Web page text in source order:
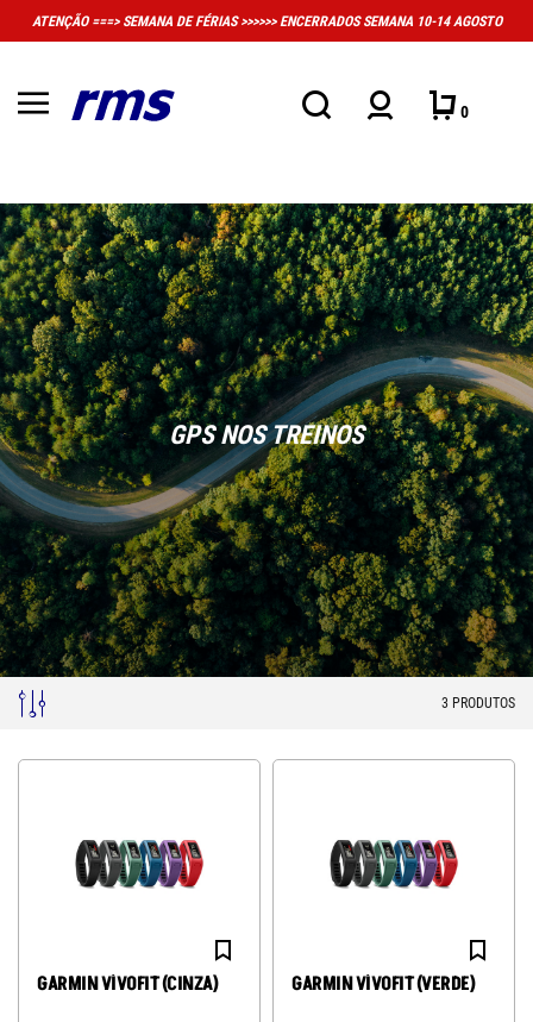
DE FÉRIAS >>>>>> ENCERRADOS SEMANA 10-14 AGOSTO MUITO
0
GPS NOS TREINOS
3PRODUTOS
GARMIN VÍVOFIT (CINZA) GARMIN VÍVOFIT (VERDE)